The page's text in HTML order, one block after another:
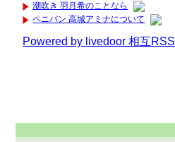
潮吹き 羽月希のことなら
ペニバン 高城アミナについて
Powered by livedoor 相互RSS